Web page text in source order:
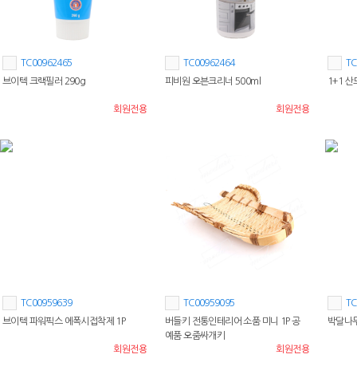
TC00962465
브이텍 크랙필러 290g
회원전용
TC00962464
피비원 오븐크리너 500ml
회원전용
1+1 산
TC00959639
브이텍 파워픽스 에폭시접착제 1P
회원전용
TC00959095
버들키 전통인테리어 소품 미니 1P 공
예품 오줌싸개키
회원전용
박달나